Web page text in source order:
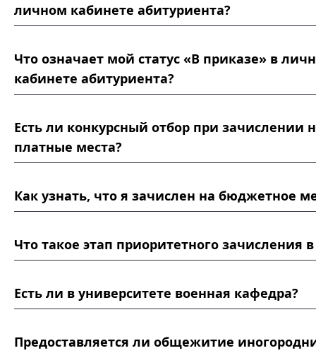
личном кабинете абитуриента?
Что означает мой статус «В приказе» в
кабинете абитуриента?
Есть ли конкурсный отбор при зачислении
платные места?
Как узнать, что я зачислен на бюджетное
Что такое этап приоритетного зачисления
Есть ли в университете военная кафедра?
Предоставляется ли общежитие